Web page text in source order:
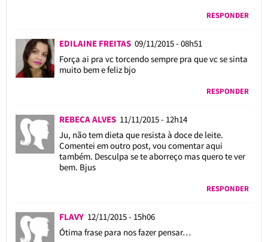
RESPONDER
EDILAINE FREITAS 09/11/2015 - 08h51
Força ai pra vc torcendo sempre pra que vc se sinta
muito bem e feliz bjo
RESPONDER
REBECA ALVES 11/11/2015 - 12h14
Ju, não tem dieta que resista à doce de leite.
Comentei em outro post, vou comentar aqui
também. Desculpa se te aborreço mas quero te ver
bem. Bjus
RESPONDER
FLAVY 12/11/2015 - 15h06
Ótima frase para nos fazer pensar…